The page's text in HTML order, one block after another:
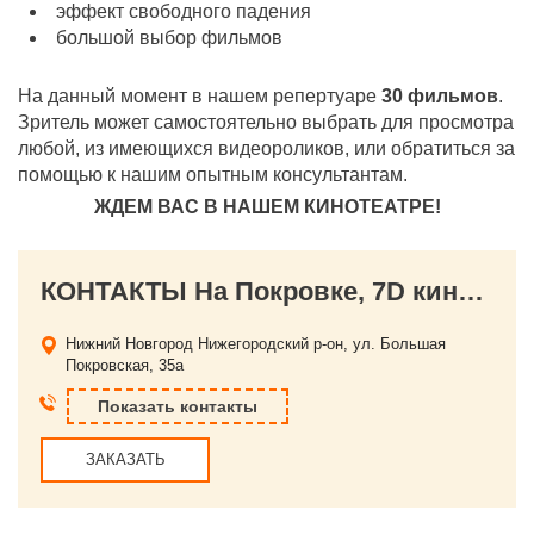
эффект свободного падения
большой выбор фильмов
На данный момент в нашем репертуаре 30 фильмов.
Зритель может самостоятельно выбрать для просмотра
любой, из имеющихся видеороликов, или обратиться за
помощью к нашим опытным консультантам.
ЖДЕМ ВАС В НАШЕМ КИНОТЕАТРЕ!
КОНТАКТЫ На Покровке, 7D кинотеатр
Нижний Новгород Нижегородский р-он, ул. Большая
Покровская, 35а
Показать контакты
ЗАКАЗАТЬ